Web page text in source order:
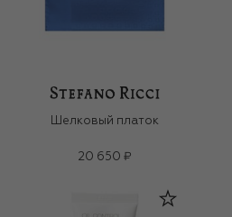
Шелковый платок
20 650 ₽